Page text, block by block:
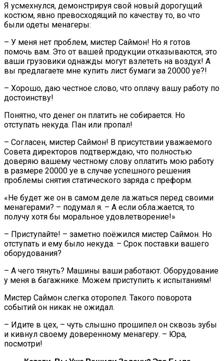
Я усмехнулся, демонстрируя свой новый дорогущий
костюм, явно превосходящий по качеству то, во что
были одеты менагеры:
– У меня нет проблем, мистер Саймон! Но я готов
помочь вам. Это от вашей продукции отказываются, это
ваши грузовики однажды могут взлететь на воздух! А
вы предлагаете мне купить лист бумаги за 20000 уе?!
– Хорошо, даю честное слово, что оплачу вашу работу по
достоинству!
Понятно, что денег он платить не собирается. Но
отступать некуда. Пан или пропал!
– Согласен, мистер Саймон! В присутствии уважаемого
Совета директоров подтверждаю, что полностью
доверяю вашему честному слову оплатить мою работу
в размере 20000 уе в случае успешного решения
проблемы снятия статического заряда с преформ.
«Не будет же он в самом деле ла.жаться перед своими
менагерами? – подумал я. – А если обла.жается, то
получу хотя бы моральное удовлетворение!»
– Приступайте! – заметно поёжился мистер Саймон. Но
отступать и ему было некуда. – Срок поставки вашего
оборудования?
– А чего тянуть? Машины ваши работают. Оборудование
у меня в багажнике. Можем приступить к испытаниям!
Мистер Саймон слегка оторопел. Такого поворота
событий он никак не ожидал.
– Идите в цех, – чуть слышно прошипел он сквозь зубы
и кивнул своему доверенному менагеру. – Юра,
посмотри!